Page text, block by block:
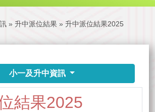
» 升中派位結果 » 升中派位結果2025
小一及升中資訊
結果2025